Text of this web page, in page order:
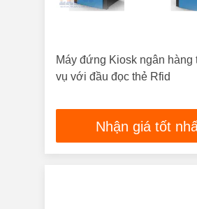
Máy đứng Kiosk ngân hàng
vụ với đầu đọc thẻ Rfid
Nhận giá tốt